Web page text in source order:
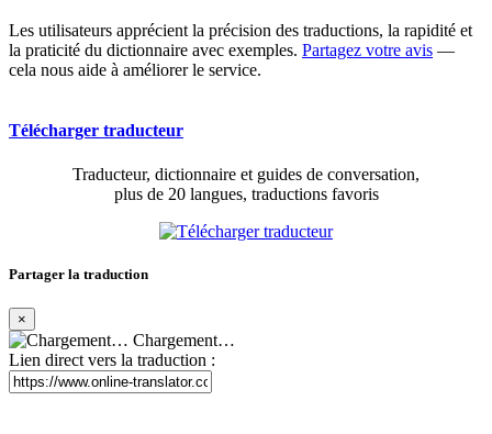
Les utilisateurs apprécient la précision des traductions, la rapidité et
la praticité du dictionnaire avec exemples. Partagez votre avis —
cela nous aide à améliorer le service.
Télécharger traducteur
Traducteur, dictionnaire et guides de conversation,
plus de 20 langues, traductions favoris
Partager la traduction
×
Chargement…
Lien direct vers la traduction :